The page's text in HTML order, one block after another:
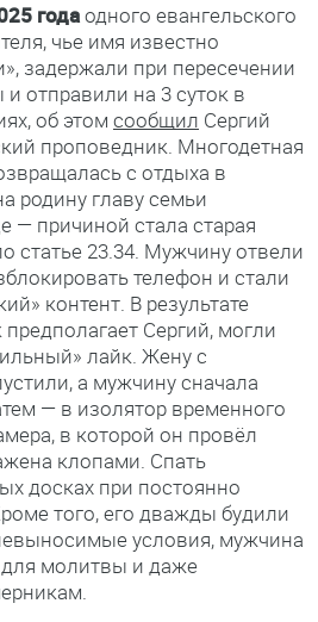
годаодного евангельского
чье имя известно
задержали при пересечении
отправили на 3 суток в
об этом сообщил Сергий
проповедник. Многодетная
с отдыха в
родину главу семьи
— причиной стала старая
статье 23.34. Мужчину отвели
телефон и стали
контент. В результате
Сергий, могли
лайк. Жену с
а мужчину сначала
— в изолятор временного
в которой он провёл
клопами. Спать
досках при постоянно
того, его дважды будили
условия, мужчина
молитвы и даже